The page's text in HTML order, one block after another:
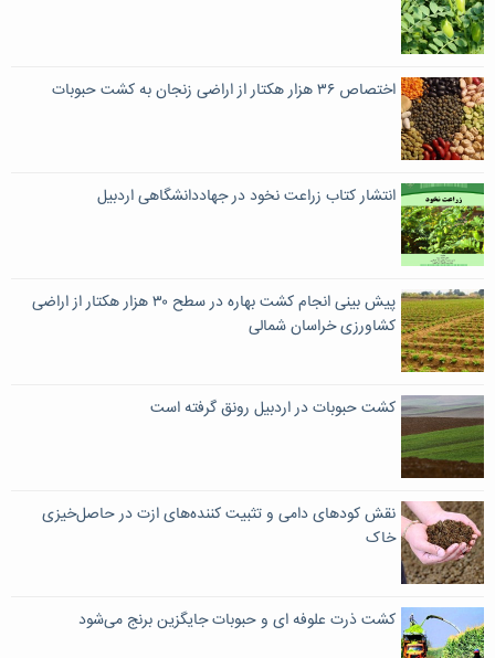
اختصاص ۳۶ هزار هکتار از اراضی زنجان به کشت حبوبات
انتشار کتاب زراعت نخود در جهاددانشگاهی اردبیل
پیش بینی انجام کشت بهاره در سطح ۳۰ هزار هکتار از اراضی
کشاورزی خراسان شمالی
کشت حبوبات در اردبیل رونق گرفته است
نقش کودهای دامی و تثبیت‌ کننده‌های ازت در حاصل‌خیزی
خاک
کشت ذرت علوفه ای و حبوبات جایگزین برنج می‌شود